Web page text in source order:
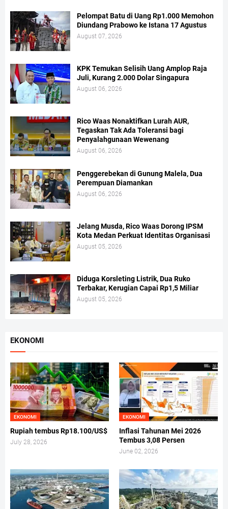
Pelompat Batu di Uang Rp1.000 Memohon
Diundang Prabowo ke Istana 17 Agustus
August 07, 2026
KPK Temukan Selisih Uang Amplop Raja
Juli, Kurang 2.000 Dolar Singapura
August 06, 2026
Rico Waas Nonaktifkan Lurah AUR,
Tegaskan Tak Ada Toleransi bagi
Penyalahgunaan Wewenang
August 06, 2026
Penggerebekan di Gunung Malela, Dua
Perempuan Diamankan
August 06, 2026
Jelang Musda, Rico Waas Dorong IPSM
Kota Medan Perkuat Identitas Organisasi
August 05, 2026
Diduga Korsleting Listrik, Dua Ruko
Terbakar, Kerugian Capai Rp1,5 Miliar
August 05, 2026
EKONOMI
EKONOMI
Rupiah tembus Rp18.100/US$
July 28, 2026
EKONOMI
Inflasi Tahunan Mei 2026
Tembus 3,08 Persen
June 02, 2026